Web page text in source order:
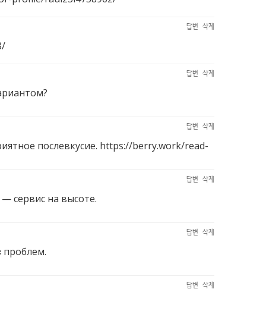
답변 삭제
답변 삭제
답변 삭제
послевкусие. https://berry.work/read-
답변 삭제
сервис на высоте.
답변 삭제
답변 삭제